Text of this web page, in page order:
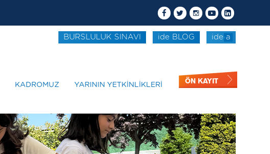
BURSLULUK SINAVI ide BLOG ide a
KADROMUZ YARININ YETKİNLİKLERİ ÖN KAYIT